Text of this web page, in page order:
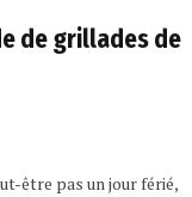
de grillades de
être pas un jour férié,